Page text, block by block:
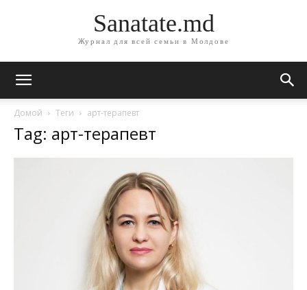
Sanatate.md
Журнал для всей семьи в Молдове
Домой Теги арт-терапевт
Tag: арт-терапевт